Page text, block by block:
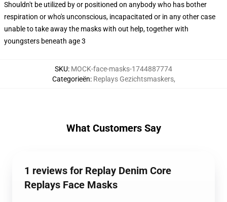
Shouldn't be utilized by or positioned on anybody who has bother
respiration or who's unconscious, incapacitated or in any other case
unable to take away the masks with out help, together with
youngsters beneath age 3
SKU: MOCK-face-masks-1744887774
Categorieën: Replays Gezichtsmaskers,
What Customers Say
1 reviews for Replay Denim Core
Replays Face Masks